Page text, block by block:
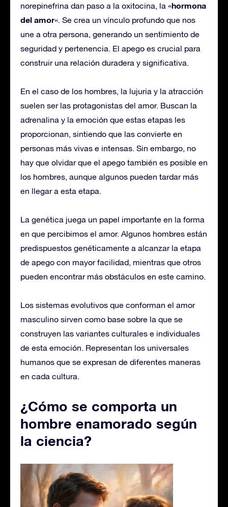
norepinefrina dan paso a la oxitocina, la «hormona
del amor«. Se crea un vínculo profundo que nos
une a otra persona, generando un sentimiento de
seguridad y pertenencia. El apego es crucial para
construir una relación duradera y significativa.
En el caso de los hombres, la lujuria y la atracción
suelen ser las protagonistas del amor. Buscan la
adrenalina y la emoción que estas etapas les
proporcionan, sintiendo que las convierte en
personas más vivas e intensas. Sin embargo, no
hay que olvidar que el apego también es posible en
los hombres, aunque algunos pueden tardar más
en llegar a esta etapa.
La genética juega un papel importante en la forma
en que percibimos el amor. Algunos hombres están
predispuestos genéticamente a alcanzar la etapa
de apego con mayor facilidad, mientras que otros
pueden encontrar más obstáculos en este camino.
Los sistemas evolutivos que conforman el amor
masculino sirven como base sobre la que se
construyen las variantes culturales e individuales
de esta emoción. Representan los universales
humanos que se expresan de diferentes maneras
en cada cultura.
¿Cómo se comporta un
hombre enamorado según
la ciencia?